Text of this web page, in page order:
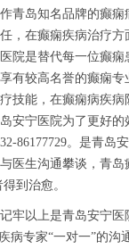
岛知名品牌的癫痫
，在癫痫疾病治疗方
院是替代每一位癫痫
有较高名誉的癫痫
技能，在癫痫病疾病
安宁医院为了更好
86177729。是青岛
医生沟通攀谈，青
到治愈。
以上是青岛安宁医
病专家“一对一”的沟